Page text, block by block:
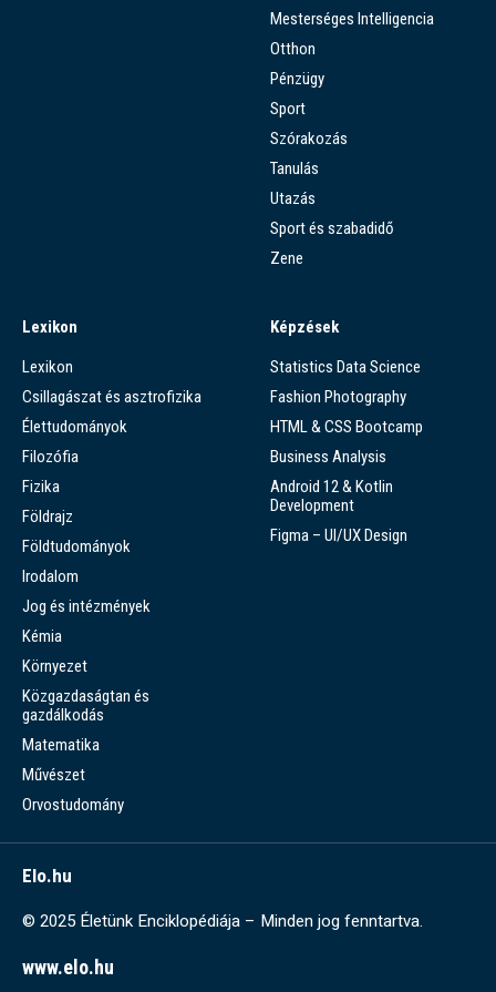
Mesterséges Intelligencia
Otthon
Pénzügy
Sport
Szórakozás
Tanulás
Utazás
Sport és szabadidő
Zene
Lexikon
Lexikon
Csillagászat és asztrofizika
Élettudományok
Filozófia
Fizika
Földrajz
Földtudományok
Irodalom
Jog és intézmények
Kémia
Környezet
Közgazdaságtan és
gazdálkodás
Matematika
Művészet
Orvostudomány
Képzések
Statistics Data Science
Fashion Photography
HTML & CSS Bootcamp
Business Analysis
Android 12 & Kotlin
Development
Figma – UI/UX Design
Elo.hu
© 2025 Életünk Enciklopédiája – Minden jog fenntartva.
www.elo.hu